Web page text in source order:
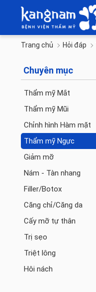
Trang chủ Hỏi đáp
Chuyên mục
Thẩm mỹ Mắt
Thẩm mỹ Mũi
Chỉnh hình Hàm mặt
Thẩm mỹ Ngực
Giảm mỡ
Nám - Tàn nhang
Filler/Botox
Căng chỉ/Căng da
Cấy mỡ tự thân
Trị sẹo
Triệt lông
Hôi nách